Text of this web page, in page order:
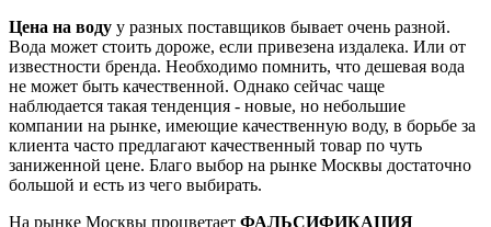
Цена на воду у разных поставщиков бывает очень разной.
Вода может стоить дороже, если привезена издалека. Или от
известности бренда. Необходимо помнить, что дешевая вода
не может быть качественной. Однако сейчас чаще
наблюдается такая тенденция - новые, но небольшие
компании на рынке, имеющие качественную воду, в борьбе за
клиента часто предлагают качественный товар по чуть
заниженной цене. Благо выбор на рынке Москвы достаточно
большой и есть из чего выбирать.
На рынке Москвы процветает ФАЛЬСИФИКАЦИЯ